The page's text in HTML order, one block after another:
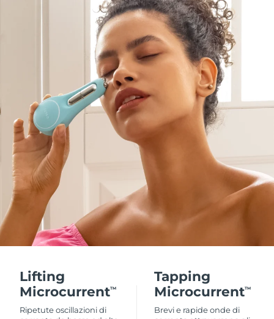
Lifting
MicrocurrentTM
Ripetute oscillazioni di
Tapping
MicrocurrentTM
Brevi e rapide onde di